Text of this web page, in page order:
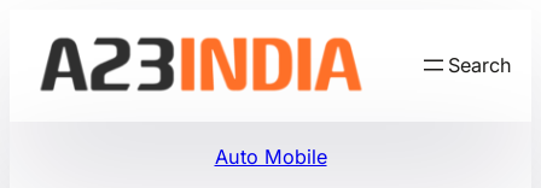
content
Search
Auto Mobile